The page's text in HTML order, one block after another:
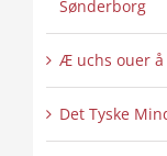
Sønderborg
Æ uchs ouer å
Det Tyske